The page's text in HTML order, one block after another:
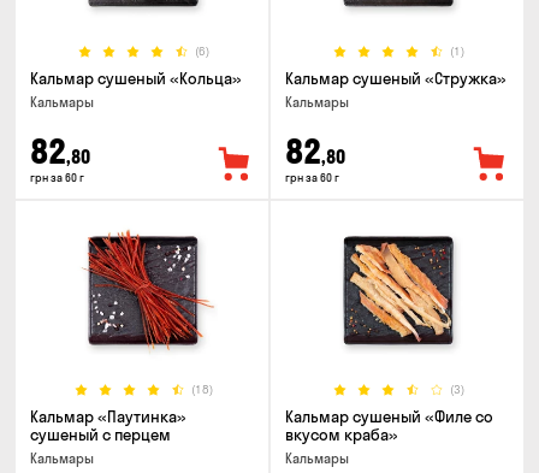
(6)
Кальмар сушеный «Кольца»
Кальмары
82,80
грн за 60 г
(1)
Кальмар сушеный «Стружка»
Кальмары
82,80
грн за 60 г
(18)
Кальмар «Паутинка»
сушеный с перцем
Кальмары
(3)
Кальмар сушеный «Филе со
вкусом краба»
Кальмары